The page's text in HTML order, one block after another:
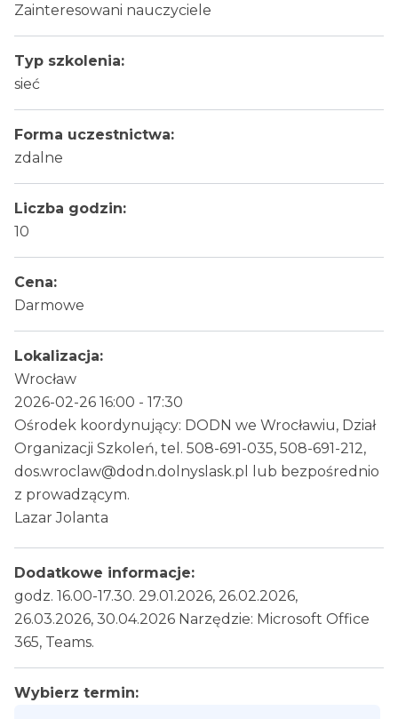
Zainteresowani nauczyciele
Typ szkolenia:
sieć
Forma uczestnictwa:
zdalne
Liczba godzin:
10
Cena:
Darmowe
Lokalizacja:
Wrocław
2026-02-26 16:00 - 17:30
Ośrodek koordynujący: DODN we Wrocławiu, Dział
Organizacji Szkoleń, tel. 508-691-035, 508-691-212,
dos.wroclaw@dodn.dolnyslask.pl lub bezpośrednio
z prowadzącym.
Lazar Jolanta
Dodatkowe informacje:
godz. 16.00-17.30. 29.01.2026, 26.02.2026,
26.03.2026, 30.04.2026 Narzędzie: Microsoft Office
365, Teams.
Wybierz termin: